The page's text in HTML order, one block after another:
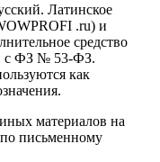
Латинское
.ru) и
средство
с ФЗ № 53-ФЗ.
как
материалов на
письменному